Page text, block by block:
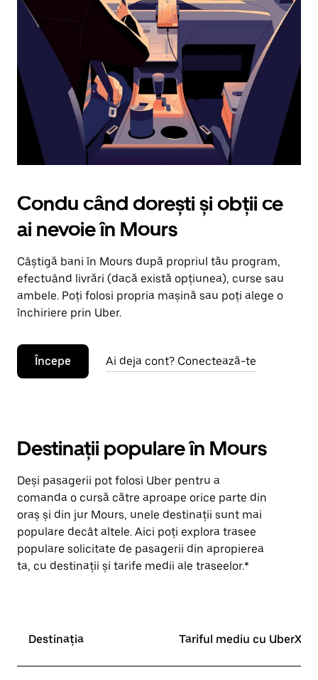
în
jos.
Închide
calendarul
apăsând
pe
butonul
Escape.
Condu când dorești și obții ce
ai nevoie în Mours
Câștigă bani în Mours după propriul tău program,
efectuând livrări (dacă există opțiunea), curse sau
ambele. Poți folosi propria mașină sau poți alege o
închiriere prin Uber.
Începe Ai deja cont? Conectează-te
Destinații populare în Mours
Deși pasagerii pot folosi Uber pentru a
comanda o cursă către aproape orice parte din
oraș și din jur Mours, unele destinații sunt mai
populare decât altele. Aici poți explora trasee
populare solicitate de pasagerii din apropierea
ta, cu destinații și tarife medii ale traseelor.*
Destinația Tariful mediu cu UberX*